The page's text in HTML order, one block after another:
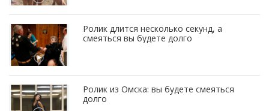
Ролик длится несколько секунд, а
смеяться вы будете долго
Ролик из Омска: вы будете смеяться
долго